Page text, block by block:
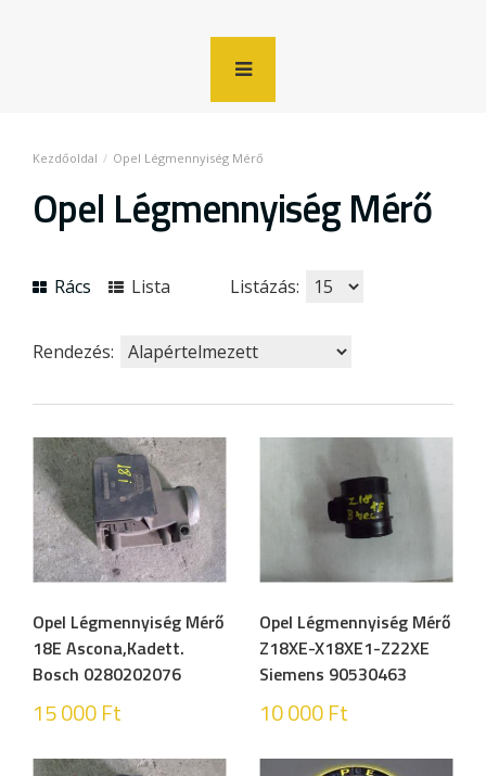
Opel Légmennyiség Mérő
Opel Légmennyiség Mérő
Rács Lista Listázás:
Rendezés:
Opel Légmennyiség Mérő
18E Ascona,Kadett.
Bosch 0280202076
15 000Ft
Opel Légmennyiség Mérő
Z18XE-X18XE1-Z22XE
Siemens 90530463
10 000Ft